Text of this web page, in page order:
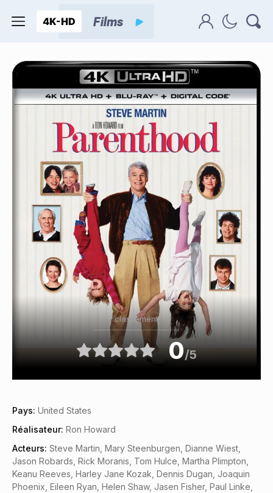
classement
0/5
Pays: United States
Réalisateur: Ron Howard
Acteurs: Steve Martin, Mary Steenburgen, Dianne Wiest,
Jason Robards, Rick Moranis, Tom Hulce, Martha Plimpton,
Keanu Reeves, Harley Jane Kozak, Dennis Dugan, Joaquin
Phoenix, Eileen Ryan, Helen Shaw, Jasen Fisher, Paul Linke,